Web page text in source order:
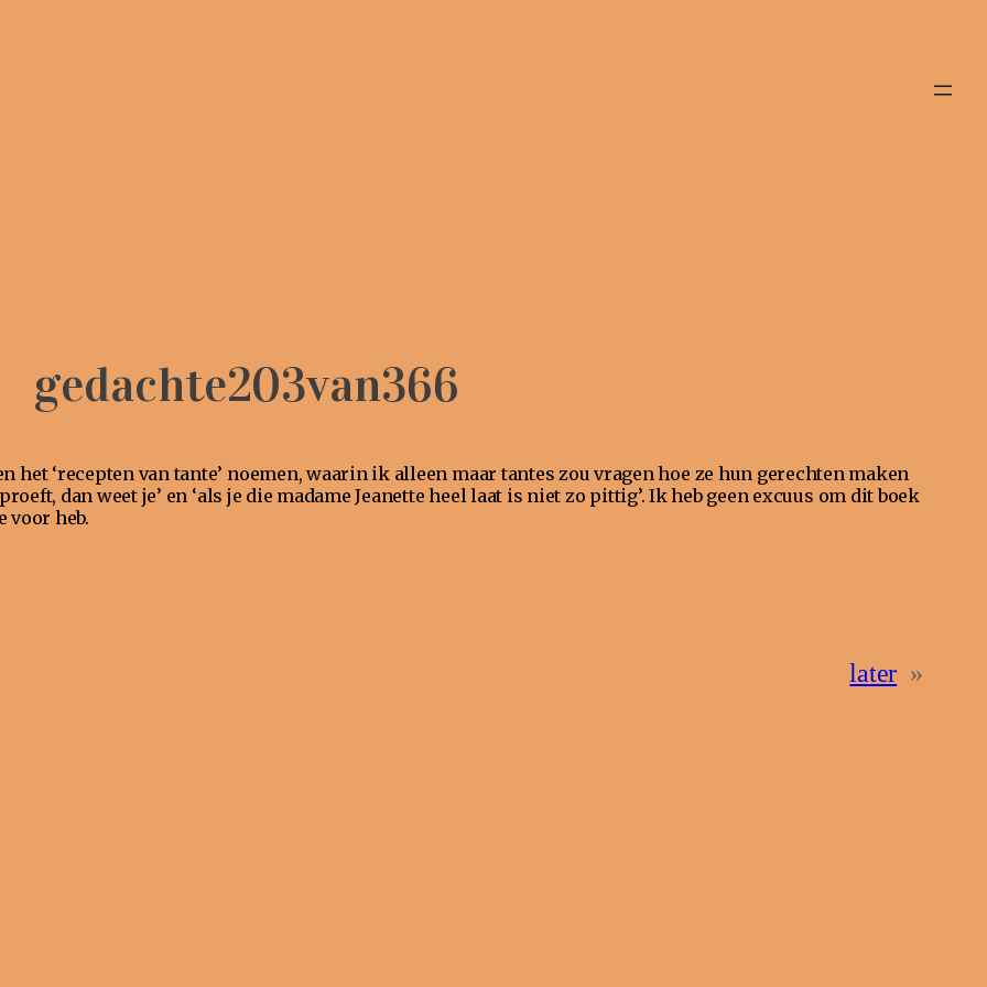
gedachte203van366
‘recepten van tante’ noemen, waarin ik alleen maar tantes zou vragen hoe ze hun gerechten maken
dan weet je’ en ‘als je die madame Jeanette heel laat is niet zo pittig’. Ik heb geen excuus om dit boek
voor heb.
later »